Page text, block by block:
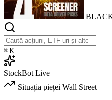
⌘ K
StockBot Live
Situația pieței Wall Street